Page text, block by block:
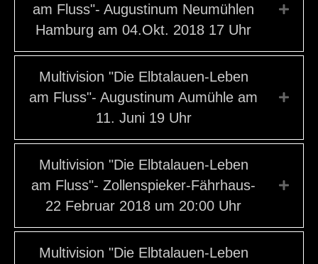
am Fluss"- Augustinum Neumühlen
Hamburg am 04.Okt. 2018 17 Uhr
Multivision "Die Elbtalauen-Leben
am Fluss"- Augustinum Aumühle am
11. Juni 19 Uhr
Multivision "Die Elbtalauen-Leben
am Fluss"- Zollenspieker-Fährhaus-
22 Februar 2018 um 20:00 Uhr
Multivision "Die Elbtalauen-Leben